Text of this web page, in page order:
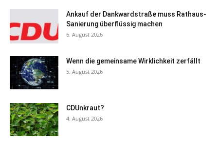
Ankauf der Dankwardstraße muss Rathaus-
Sanierung überflüssig machen
6. August 2026
Wenn die gemeinsame Wirklichkeit zerfällt
5. August 2026
CDUnkraut?
4. August 2026